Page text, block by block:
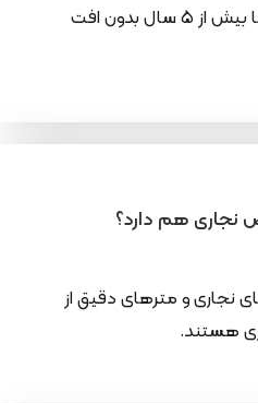
با نگهداری صحیح، این ابزارها بیش از ۵ سال بدون افت
نجاری و مترهای دقیق از
هستند.